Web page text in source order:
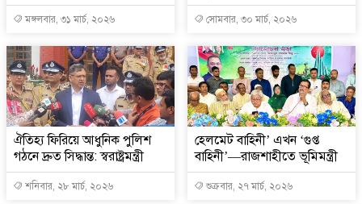
মঙ্গলবার, ৩১ মার্চ, ২০২৬ সোমবার, ৩০ মার্চ, ২০২৬
ঐতিহ্য ফিরিয়ে আধুনিক পুলিশ
গঠনে দ্রুত সিদ্ধান্ত: স্বরাষ্ট্রমন্ত্রী
শনিবার, ২৮ মার্চ, ২০২৬
হেলমেট বাহিনী’ এখন ‘গুপ্ত
বাহিনী’—রাজশাহীতে ভূমিমন্ত্রী
শুক্রবার, ২৭ মার্চ, ২০২৬